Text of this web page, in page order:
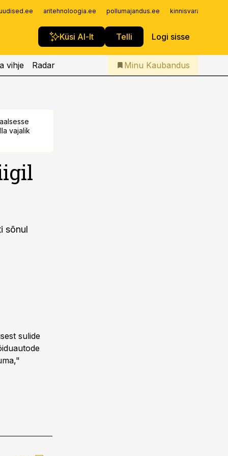
aritehnoloogia.ee pollumajandus.ee
Küsi AI-lt Telli Logi sisse
Iseteenindus
Telli Kaubandus
vihje Radar Minu Kaubandus
vajalik
sõnul
sulide